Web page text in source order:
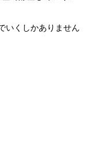
いくしかありません